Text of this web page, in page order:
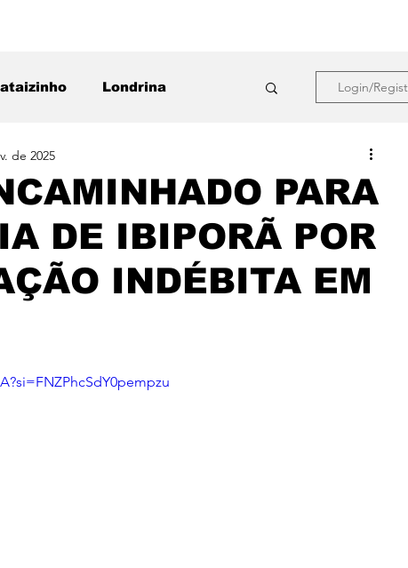
Londrina Login/
PARA
DE IBIPORÃ POR
INDÉBITA EM
de 2025